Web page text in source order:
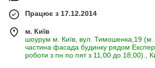
Працює з 17.12.2014
м. Київ
шоурум м. Київ, вул. Тимошенка,19 (м.
частина фасада будинку рядом
роботи з пн по пят з 11,00 до 18,00).,